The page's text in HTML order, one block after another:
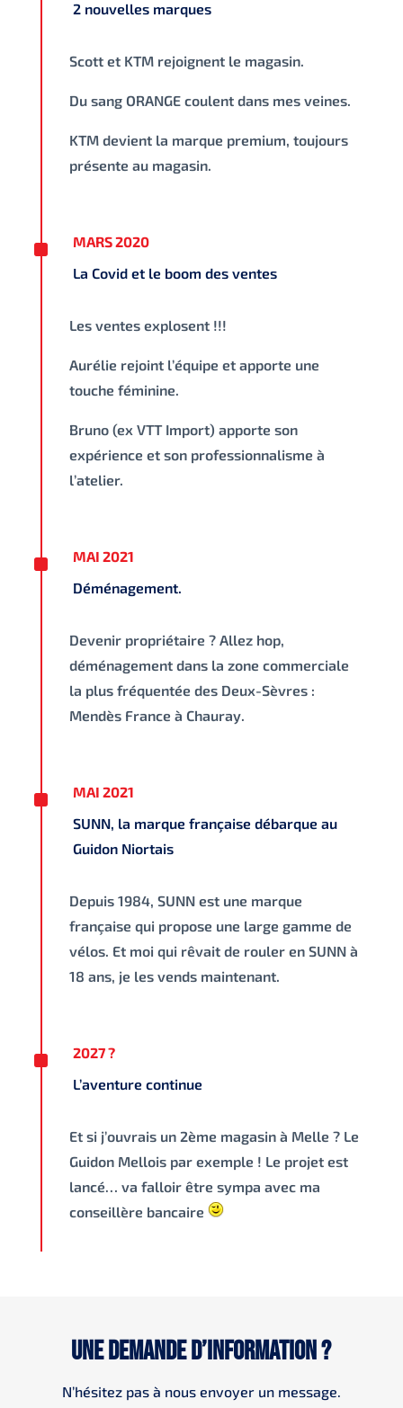
2 nouvelles marques
Scott et KTM rejoignent le magasin.
Du sang ORANGE coulent dans mes veines.
KTM devient la marque premium, toujours
présente au magasin.
^
MARS 2020
La Covid et le boom des ventes
Les ventes explosent !!!
Aurélie rejoint l’équipe et apporte une
touche féminine.
Bruno (ex VTT Import) apporte son
expérience et son professionnalisme à
l’atelier.
^
MAI 2021
Déménagement.
Devenir propriétaire ? Allez hop,
déménagement dans la zone commerciale
la plus fréquentée des Deux-Sèvres :
Mendès France à Chauray.
^
MAI 2021
SUNN, la marque française débarque au
Guidon Niortais
Depuis 1984, SUNN est une marque
française qui propose une large gamme de
vélos. Et moi qui rêvait de rouler en SUNN à
18 ans, je les vends maintenant.
^
2027 ?
L’aventure continue
Et si j’ouvrais un 2ème magasin à Melle ? Le
Guidon Mellois par exemple ! Le projet est
lancé… va falloir être sympa avec ma
conseillère bancaire
Une demande d’information ?
N’hésitez pas à nous envoyer un message.